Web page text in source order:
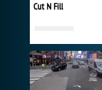
Cut N Fill